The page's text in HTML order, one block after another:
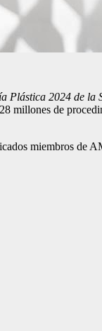
Plástica 2024 de la
millones de
miembros de